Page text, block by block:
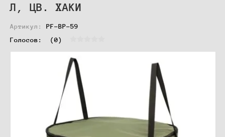
Л, ЦВ. ХАКИ
Артикул:
PF-BP-59
Голосов: (0)